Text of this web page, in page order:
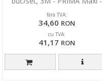
Like Cotton - galbene
fara TVA:
34,60 RON
cu TVA:
41,17 RON